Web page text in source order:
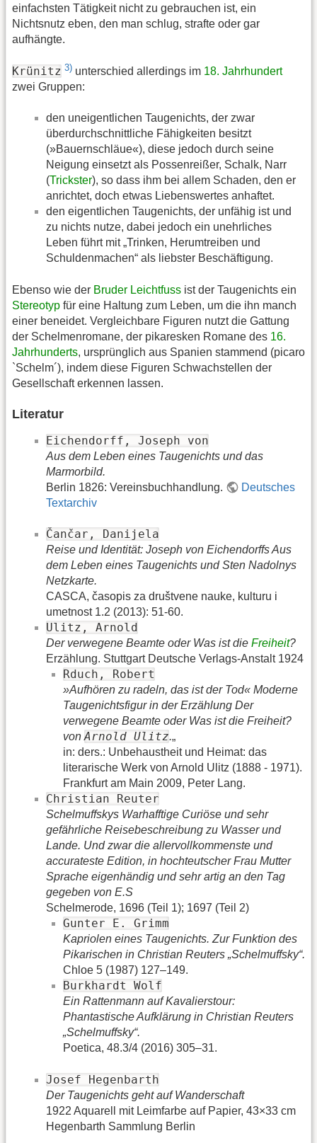
einfachsten Tätigkeit nicht zu gebrauchen ist, ein
Nichtsnutz eben, den man schlug, strafte oder gar
aufhängte.
Krünitz 3) unterschied allerdings im 18. Jahrhundert
zwei Gruppen:
den uneigentlichen Taugenichts, der zwar
überdurchschnittliche Fähigkeiten besitzt
(»Bauernschläue«), diese jedoch durch seine
Neigung einsetzt als Possenreißer, Schalk, Narr
(Trickster), so dass ihm bei allem Schaden, den er
anrichtet, doch etwas Liebenswertes anhaftet.
den eigentlichen Taugenichts, der unfähig ist und
zu nichts nutze, dabei jedoch ein unehrliches
Leben führt mit „Trinken, Herumtreiben und
Schuldenmachen“ als liebster Beschäftigung.
Ebenso wie der Bruder Leichtfuss ist der Taugenichts ein
Stereotyp für eine Haltung zum Leben, um die ihn manch
einer beneidet. Vergleichbare Figuren nutzt die Gattung
der Schelmenromane, der pikaresken Romane des 16.
Jahrhunderts, ursprünglich aus Spanien stammend (picaro
`Schelm´), indem diese Figuren Schwachstellen der
Gesellschaft erkennen lassen.
Literatur
Eichendorff, Joseph von
Aus dem Leben eines Taugenichts und das
Marmorbild.
Berlin 1826: Vereinsbuchhandlung.
Deutsches
Textarchiv
Čančar, Danijela
Reise und Identität: Joseph von Eichendorffs Aus
dem Leben eines Taugenichts und Sten Nadolnys
Netzkarte.
CASCA, časopis za društvene nauke, kulturu i
umetnost 1.2 (2013): 51-60.
Ulitz, Arnold
Der verwegene Beamte oder Was ist die Freiheit?
Erzählung. Stuttgart Deutsche Verlags-Anstalt 1924
Rduch, Robert
»Aufhören zu radeln, das ist der Tod« Moderne
Taugenichtsfigur in der Erzählung Der
verwegene Beamte oder Was ist die Freiheit?
vonArnold Ulitz.„
in: ders.: Unbehaustheit und Heimat: das
literarische Werk von Arnold Ulitz (1888 - 1971).
Frankfurt am Main 2009, Peter Lang.
Christian Reuter
Schelmuffskys Warhafftige Curiöse und sehr
gefährliche Reisebeschreibung zu Wasser und
Lande. Und zwar die allervollkommenste und
accurateste Edition, in hochteutscher Frau Mutter
Sprache eigenhändig und sehr artig an den Tag
gegeben von E.S
Schelmerode, 1696 (Teil 1); 1697 (Teil 2)
Gunter E. Grimm
Kapriolen eines Taugenichts. Zur Funktion des
Pikarischen in Christian Reuters „Schelmuffsky“.
Chloe 5 (1987) 127–149.
Burkhardt Wolf
Ein Rattenmann auf Kavalierstour:
Phantastische Aufklärung in Christian Reuters
„Schelmuffsky“.
Poetica, 48.3/4 (2016) 305–31.
Josef Hegenbarth
Der Taugenichts geht auf Wanderschaft
1922 Aquarell mit Leimfarbe auf Papier, 43×33 cm
Hegenbarth Sammlung Berlin